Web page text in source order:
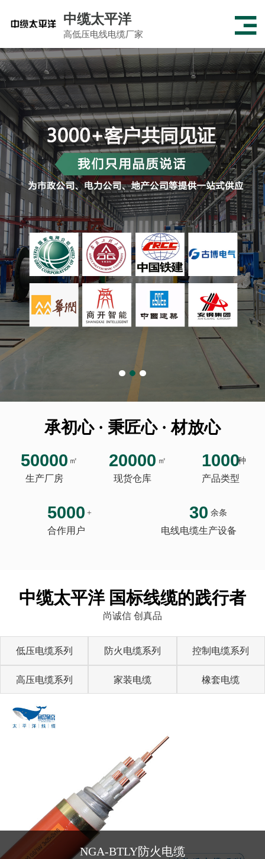
中缆太平洋
高低压电线电缆厂家
承初心 · 秉匠心 · 材放心
50000 ㎡
生产厂房
20000 ㎡
现货仓库
1000种
产品类型
5000 +
合作用户
30 余条
电线电缆生产设备
中缆太平洋 国标线缆的践行者
尚诚信 创真品
低压电缆系列 防火电缆系列 控制电缆系列
高压电缆系列 家装电缆 橡套电缆
NGA-BTLY防火电缆